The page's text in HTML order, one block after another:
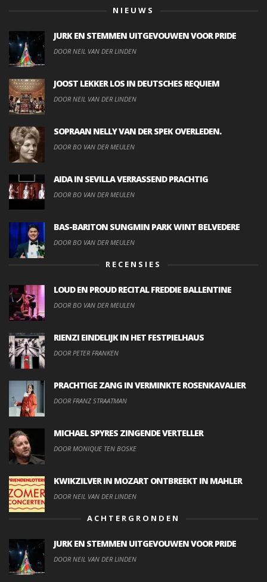
NIEUWS
JURK EN STEMMEN UITGEVOUWEN VOOR PRIDE
DOOR NEIL VAN DER LINDEN
JOOST LEKKER LOS IN DEUTSCHES REQUIEM
DOOR NEIL VAN DER LINDEN
SOPRAAN NELLY VAN DER SPEK OVERLEDEN.
DOOR BO VAN DER MEULEN
AIDA IN SEVILLA VERRASSEND PRACHTIG
DOOR BO VAN DER MEULEN
BAS-BARITON SUNGMIN PARK WINT BELVEDERE
DOOR BO VAN DER MEULEN
RECENSIES
LOUD EN PROUD RECITAL FREDDIE BALLENTINE
DOOR BO VAN DER MEULEN
RIENZI EINDELIJK IN HET FESTPIELHAUS
DOOR PETER FRANKEN
PRACHTIGE ZANG IN VERMINKTE ROSENKAVALIER
DOOR FRANZ STRAATMAN
MICHAEL SPYRES ZINGENDE VERTELLER
DOOR MONIQUE TEN BOSKE
KWIKZILVER IN MOZART ONTBREEKT IN MAHLER
DOOR NEIL VAN DER LINDEN
ACHTERGRONDEN
JURK EN STEMMEN UITGEVOUWEN VOOR PRIDE
DOOR NEIL VAN DER LINDEN